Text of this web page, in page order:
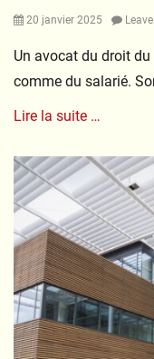
Posted
20 janvier 2025
Un avocat du droit du
comme du salarié.
Lire la suite …
Categories
J
u
i
d
i
c
i
t
é